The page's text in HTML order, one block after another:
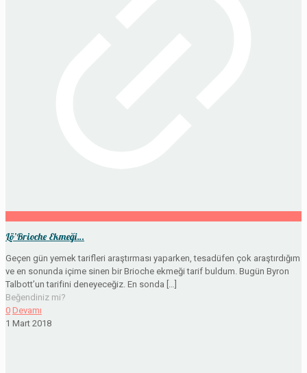
Lö’Brioche Ekmeği…
Geçen gün yemek tarifleri araştırması yaparken, tesadüfen çok araştırdığım
ve en sonunda içime sinen bir Brioche ekmeği tarif buldum. Bugün Byron
Talbott’un tarifini deneyeceğiz. En sonda
Beğendiniz mi?
0 Devamı
1 Mart 2018